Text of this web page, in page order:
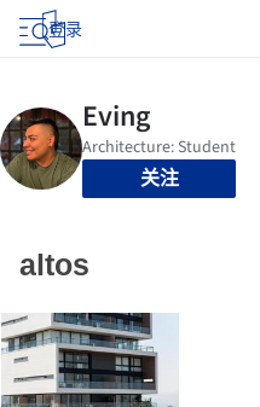
登录
关注
altos